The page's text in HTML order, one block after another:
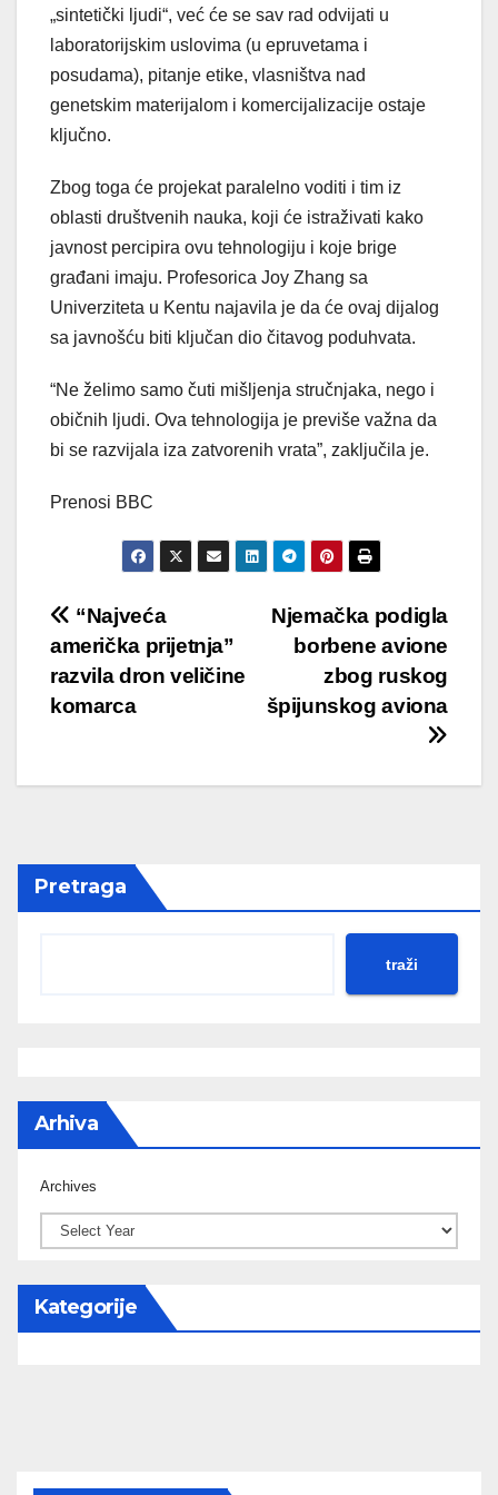
„sintetički ljudi“, već će se sav rad odvijati u
laboratorijskim uslovima (u epruvetama i
posudama), pitanje etike, vlasništva nad
genetskim materijalom i komercijalizacije ostaje
ključno.
Zbog toga će projekat paralelno voditi i tim iz
oblasti društvenih nauka, koji će istraživati kako
javnost percipira ovu tehnologiju i koje brige
građani imaju. Profesorica Joy Zhang sa
Univerziteta u Kentu najavila je da će ovaj dijalog
sa javnošću biti ključan dio čitavog poduhvata.
“Ne želimo samo čuti mišljenja stručnjaka, nego i
običnih ljudi. Ova tehnologija je previše važna da
bi se razvijala iza zatvorenih vrata”, zaključila je.
Prenosi BBC
Post
navigation
Njemačka podigla
borbene avione
zbog ruskog
špijunskog aviona
“Najveća
američka prijetnja”
razvila dron veličine
komarca
Pretraga
traži
Arhiva
Archives
Kategorije